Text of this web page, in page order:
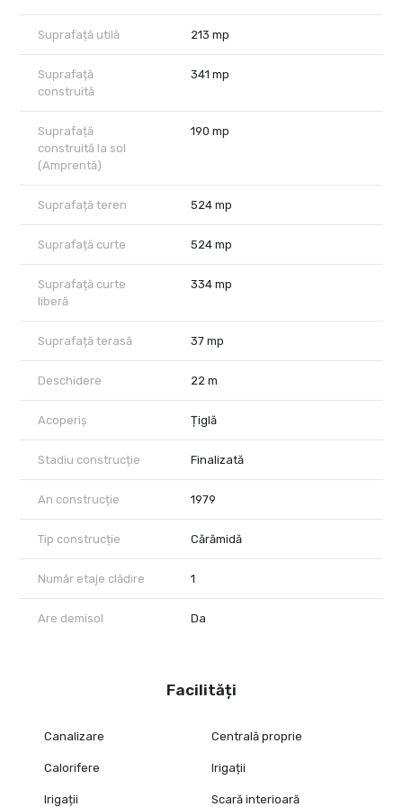
și aleile discrete oferă o oază de liniște în mijlocul orașului.
Fiecare colț al curții exprimă grijă, ordine și potențial de relaxare.
doar un imobil, ci un stil de viață autentic, într-o zonă premium a
Capitalei.
Suprafață utilă 213 mp
Suprafață
construită
341 mp
Suprafață
construită la sol
(Amprentă)
190 mp
Suprafață teren 524 mp
Suprafață curte 524 mp
Suprafață curte
liberă
334 mp
Suprafață terasă 37 mp
Deschidere 22 m
Acoperiș Țiglă
Stadiu construcție Finalizată
An construcție 1979
Tip construcție Cărămidă
Număr etaje clădire 1
Are demisol Da
Facilități
Canalizare Centrală proprie
Calorifere Irigații
Irigații Scară interioară